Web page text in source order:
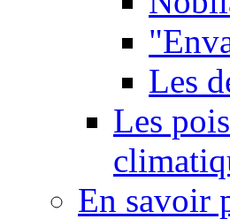
Les
Les
En savoir